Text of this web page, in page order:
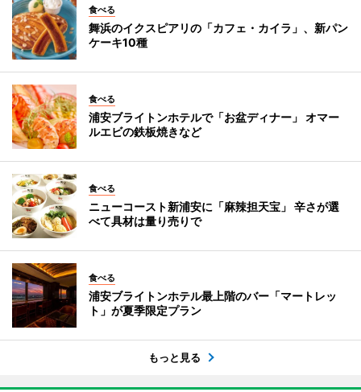
食べる
舞浜のイクスピアリの「カフェ・カイラ」、新パン
ケーキ10種
食べる
浦安ブライトンホテルで「お盆ディナー」 オマー
ルエビの鉄板焼きなど
食べる
ニューコースト新浦安に「麻辣担天宝」 辛さが選
べて具材は量り売りで
食べる
浦安ブライトンホテル最上階のバー「マートレッ
ト」が夏季限定プラン
もっと見る